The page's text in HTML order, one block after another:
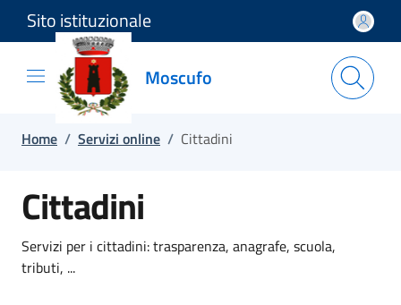
Salta e vai al contenuto
Salta e vai al footer
Sito istituzionale
Moscufo
Home / Servizi online / Cittadini
Cittadini
Servizi per i cittadini: trasparenza, anagrafe, scuola,
tributi, ...